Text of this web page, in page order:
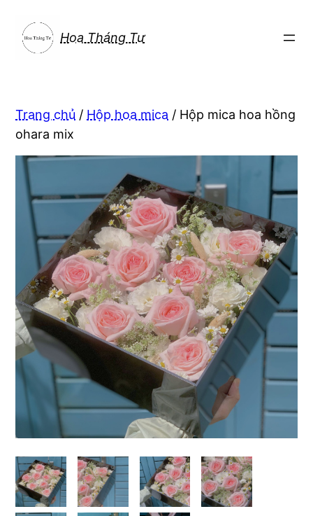
phần
Hoa Tháng Tư
Trang chủ / Hộp hoa mica / Hộp mica hoa hồng
ohara mix